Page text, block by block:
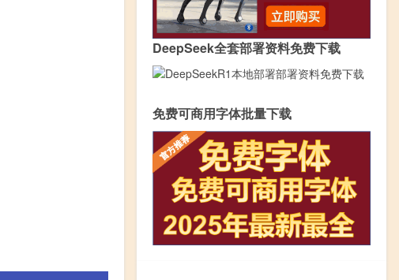
DeepSeek全套部署资料免费下载
免费可商用字体批量下载